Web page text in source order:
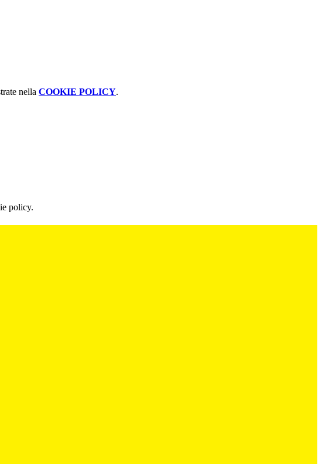
nella COOKIE POLICY.
policy.